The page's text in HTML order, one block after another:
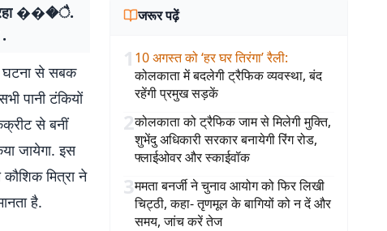
रहा ���ै.
घटना से सबक
पानी टंकियों
से बनीं
जायेगा. इस
मित्रा ने
है.
जरूर पढ़ें
1 10 अगस्त को ‘हर घर तिरंगा’ रैली:
कोलकाता में बदलेगी ट्रैफिक व्यवस्था, बंद
रहेंगी प्रमुख सड़कें
2कोलकाता को ट्रैफिक जाम से मिलेगी मुक्ति,
शुभेंदु अधिकारी सरकार बनायेगी रिंग रोड,
फ्लाईओवर और स्काईवॉक
3ममता बनर्जी ने चुनाव आयोग को फिर लिखी
चिट्ठी, कहा- तृणमूल के बागियों को न दें और
समय, जांच करें तेज